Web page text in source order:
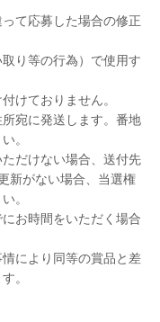
て応募した場合の修正
り等の行為）で使用す
けておりません。
宛に発送します。番地
。
だけない場合、送付先
新がない場合、当選権
。
お時間をいただく場合
により同等の賞品と差
。